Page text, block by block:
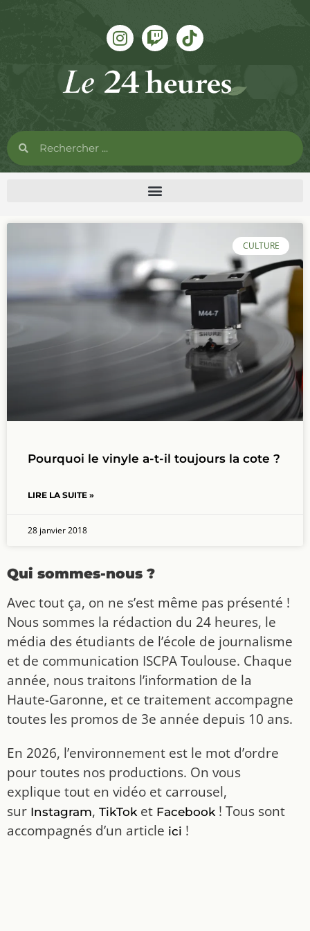
CULTURE
Pourquoi le vinyle a-t-il toujours la cote ?
LIRE LA SUITE »
28 janvier 2018
Qui sommes-nous ?
Avec tout ça, on ne s’est même pas présenté !
Nous sommes la rédaction du 24 heures, le
média des étudiants de l’école de journalisme
et de communication ISCPA Toulouse. Chaque
année, nous traitons l’information de la
Haute-Garonne, et ce traitement accompagne
toutes les promos de 3e année depuis 10 ans.
En 2026, l’environnement est le mot d’ordre
pour toutes nos productions. On vous
explique tout en vidéo et carrousel,
sur Instagram, TikToket Facebook! Tous sont
accompagnés d’un article ici !